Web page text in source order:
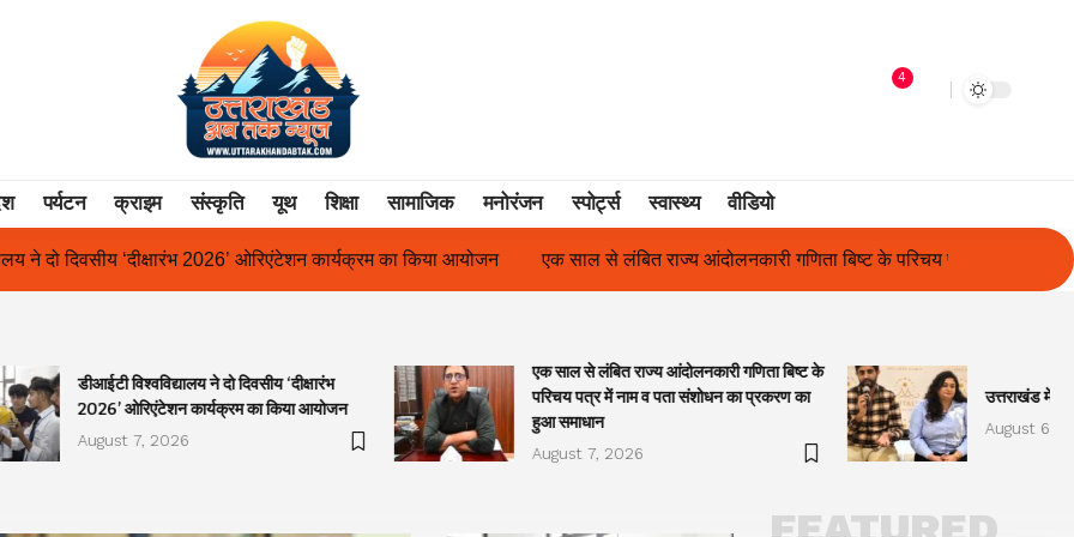
4
पर्यटन क्राइम संस्कृति यूथ शिक्षा सामाजिक मनोरंजन स्पोर्ट्स स्वास्थ्य वीडियो
कार्यक्रम का किया आयोजन एक साल से लंबित राज्य आंदोलनकारी गणिता बिष्ट के परिचय पत्र में नाम व पता संशोधन का प्रकरण का हुआ समाधान
डीआईटी विश्वविद्यालय ने दो दिवसीय ‘दीक्षारंभ
2026’ ओरिएंटेशन कार्यक्रम का किया आयोजन
August 7, 2026
एक साल से लंबित राज्य आंदोलनकारी गणिता बिष्ट के
परिचय पत्र में नाम व पता संशोधन का प्रकरण का
हुआ समाधान
August 7, 2026
उत्तराखंड में
August 6,